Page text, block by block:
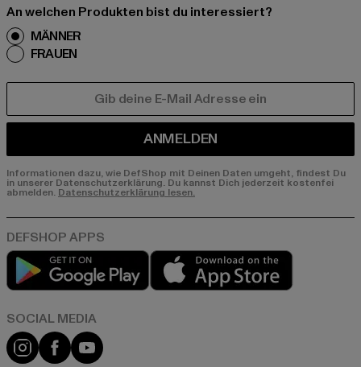
An welchen Produkten bist du interessiert?
MÄNNER
FRAUEN
ANMELDEN
Informationen dazu, wie DefShop mit Deinen Daten umgeht, findest Du
in unserer Datenschutzerklärung. Du kannst Dich jederzeit kostenfei
abmelden. Datenschutzerklärung lesen.
Play market
Instagram
FacebookYouTube